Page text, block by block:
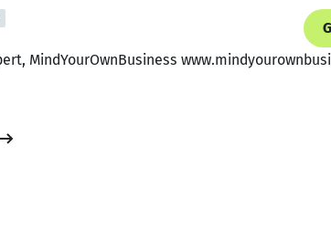
MindYourOwnBusiness